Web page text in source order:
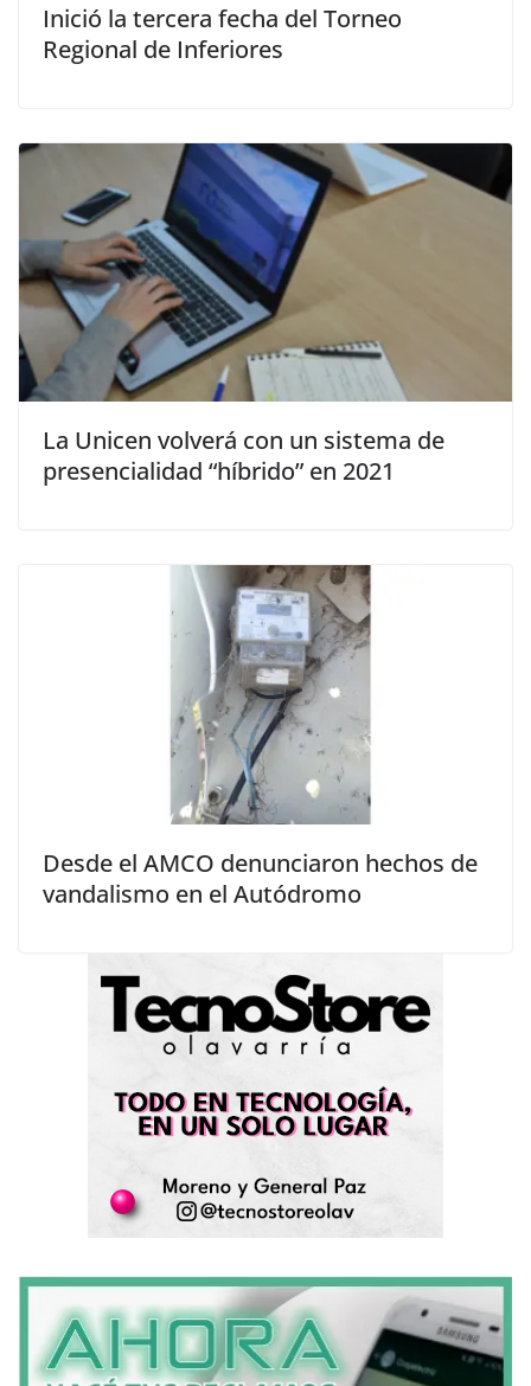
Inició la tercera fecha del Torneo
Regional de Inferiores
La Unicen volverá con un sistema de
presencialidad “híbrido” en 2021
Desde el AMCO denunciaron hechos de
vandalismo en el Autódromo